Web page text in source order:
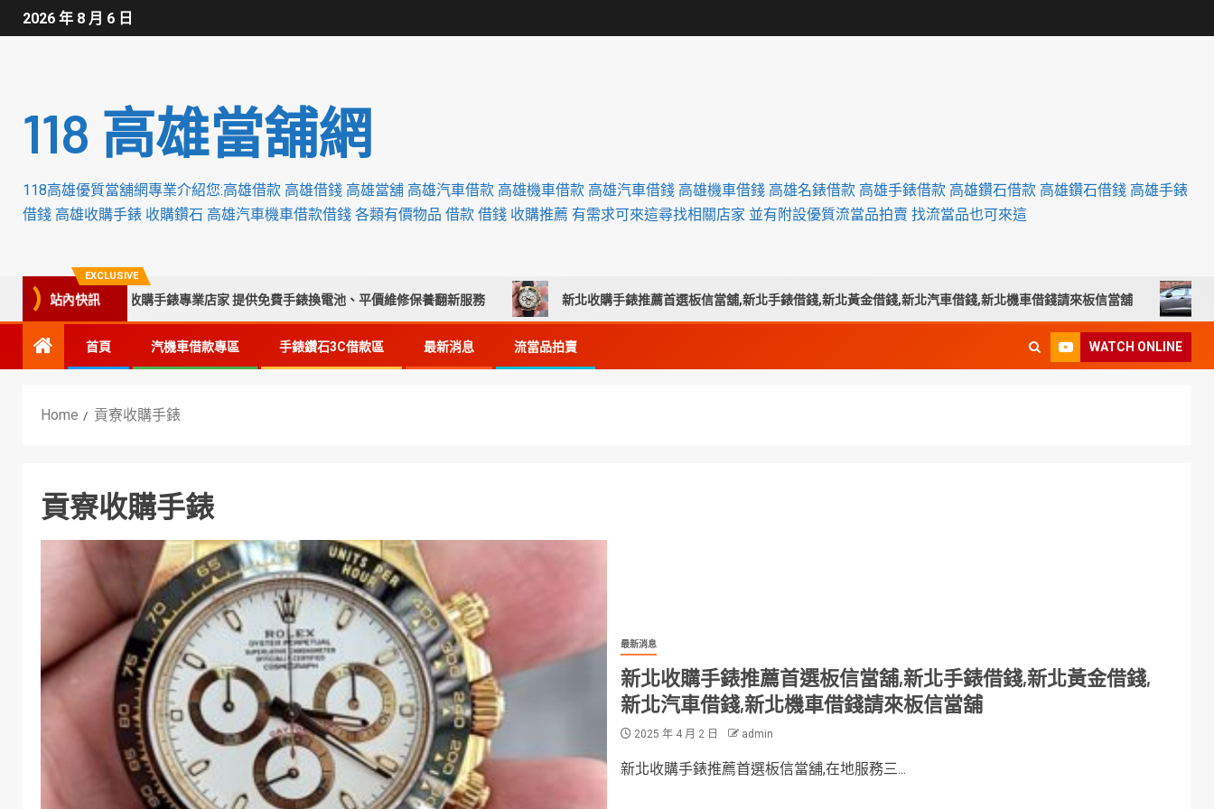
2026 年 8 月 6 日
118 高雄當舖網
118高雄優質當舖網專業介紹您:高雄借款 高雄借錢 高雄當舖 高雄汽車借款 高雄機車借款 高雄汽車借錢 高雄機車借錢 高雄名錶借款 高雄手錶借款 高雄鑽石借款 高雄鑽石借錢 高雄手錶
借錢 高雄收購手錶 收購鑽石 高雄汽車機車借款借錢 各類有價物品 借款 借錢 收購推薦 有需求可來這尋找相關店家 並有附設優質流當品拍賣 找流當品也可來這
EXCLUSIVE
站內快訊
中彰化南投苗栗收購手錶專業店家 提供免費手錶換電池、平價維修保養翻新服務 新北收購手錶推薦首選板信當舖,新北手錶借錢,新北黃金借錢,新北汽車借錢,新北機車借錢請來板信當舖 南投
首頁 汽機車借款專區 手錶鑽石3C借款區 最新消息 流當品拍賣 WATCH ONLINE
Home 貢寮收購手錶
貢寮收購手錶
最新消息
新北收購手錶推薦首選板信當舖,新北手錶借錢,新北黃金借錢,
新北汽車借錢,新北機車借錢請來板信當舖
2025 年 4 月 2 日 admin
新北收購手錶推薦首選板信當舖,在地服務三...